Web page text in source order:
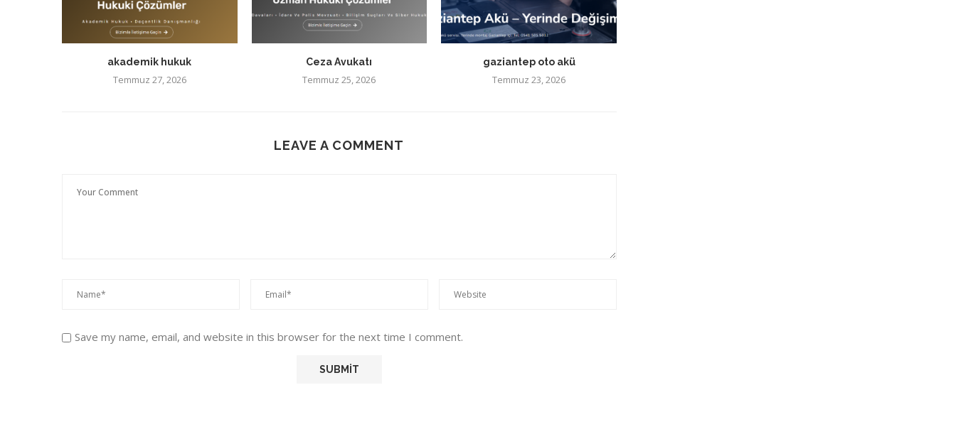
akademik hukuk
Temmuz 27, 2026
Ceza Avukatı
Temmuz 25, 2026
gaziantep oto akü
Temmuz 23, 2026
LEAVE A COMMENT
Save my name, email, and website in this browser for the next time I comment.